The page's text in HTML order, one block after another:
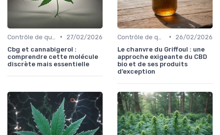
•
27/02/2026
Cbg et cannabigerol :
comprendre cette molécule
discrète mais essentielle
•
26/02/2026
Le chanvre du Griffoul : une
approche exigeante du CBD
bio et de ses produits
d’exception